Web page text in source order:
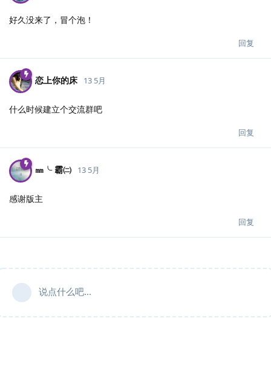
好久没来了，冒个泡！
回复
恋上你的床 13 5月
什么时候建立个交流群吧
回复
㎜╰ 霸㈡ 13 5月
感谢版主
回复
说点什么吧...